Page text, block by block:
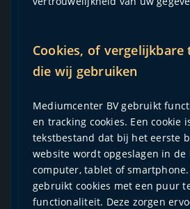
Cookies, of vergelijkbare
die wij gebruiken
Mediumcenter BV gebruikt
en tracking cookies. Een cookie
tekstbestand dat bij het eerste
website wordt opgeslagen in de
computer, tablet of
gebruikt cookies met een puur
functionaliteit. Deze zorgen